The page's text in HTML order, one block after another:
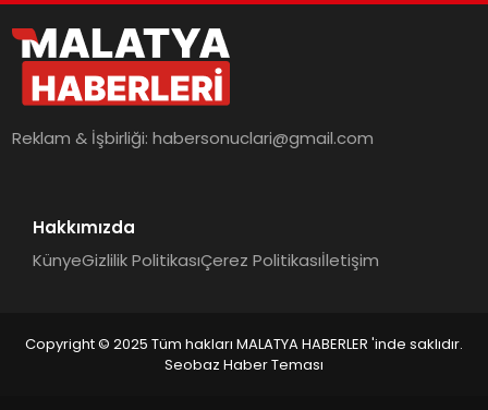
Reklam & İşbirliği:habersonuclari@gmail.com
Hakkımızda
KünyeGizlilik PolitikasıÇerez Politikasıİletişim
Copyright © 2025 Tüm hakları MALATYA HABERLER 'inde saklıdır.
Seobaz Haber Teması